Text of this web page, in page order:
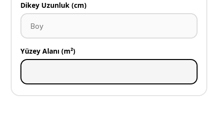
Dikey Uzunluk (cm)
Yüzey Alanı (m²)